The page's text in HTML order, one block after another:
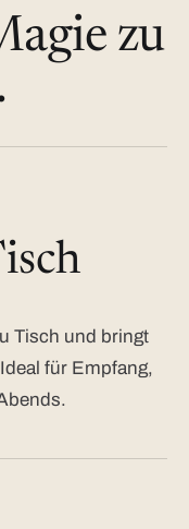
zu
Tisch und bringt
für Empfang,